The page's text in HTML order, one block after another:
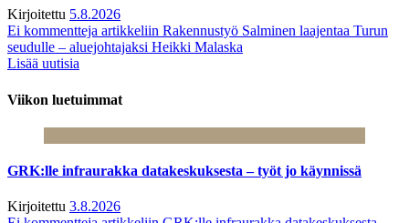
Kirjoitettu 5.8.2026
Ei kommentteja artikkeliin Rakennustyö Salminen laajentaa Turun
seudulle – aluejohtajaksi Heikki Malaska
Lisää uutisia
Viikon luetuimmat
GRK:lle infraurakka datakeskuksesta – työt jo käynnissä
Kirjoitettu 3.8.2026